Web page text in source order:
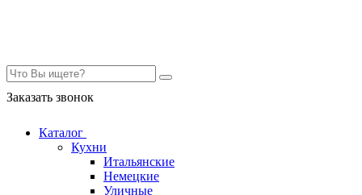
Заказать звонок
Каталог
Кухни
Итальянские
Немецкие
Уличные